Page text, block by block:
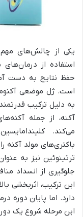
یکی از چالش‌های مهم
استفاده از
حفظ نتایج به دست
است. ژل موضعی
به دلیل ترکیب
آکنه، از جمله
می‌کند.
باکتری‌های مولد آکنه
ترتینوئین نیز به
جلوگیری از انسداد
این ترکیب، اثربخشی
دارد. اما پایان دوره
این مرحله شروع یک